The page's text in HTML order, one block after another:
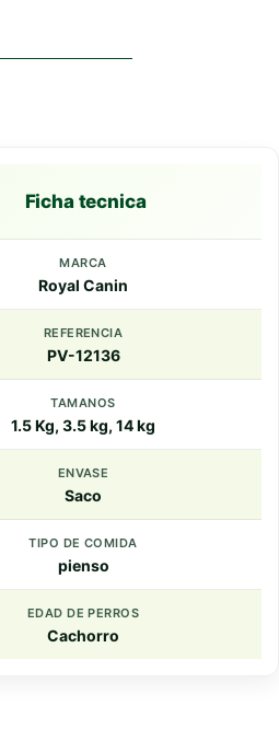
Ficha tecnica
MARCA
Royal Canin
REFERENCIA
PV-12136
TAMANOS
1.5 Kg, 3.5 kg, 14 kg
ENVASE
Saco
TIPO DE COMIDA
pienso
EDAD DE PERROS
Cachorro